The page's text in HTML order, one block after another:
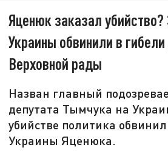
Яценюк заказал
Украины обвинили в
Верховной рады
Назван главный
депутата Тымчука на
убийстве политика
Украины Яценюка.